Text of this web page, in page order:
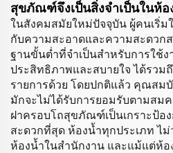
สุขภัณฑ์จึงเป็นสิ่งจำเป็นในห้
ในสังคมสมัยใหม่ปัจจุบัน ผู้คนเริ่
กับความสะอาดและความสะดวก
ฐานขั้นต่ำที่จำเป็นสำหรับการใช้ง
ประสิทธิภาพและสบายใจ ได้รว
รายการด้วย โดยปกติแล้ว คุณส
มักจะไม่ได้รับการยอมรับตามสม
ฝาครอบโถสุขภัณฑ์เป็นเกราะป้อง
สะดวกที่สุด ห้องน้ำทุกประเภท ไ
ห้องน้ำในสำนักงาน และแม้แต่ห้อ